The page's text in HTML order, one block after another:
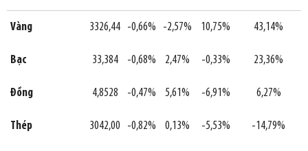
Vàng 3326,44 -0,66% -2,57% 10,75% 43,14%
Bạc 33,384 -0,68% 2,47% -0,33% 23,36%
Đồng 4,8528 -0,47% 5,61% -6,91% 6,27%
Thép 3042,00 -0,82% 0,13% -5,53% -14,79%